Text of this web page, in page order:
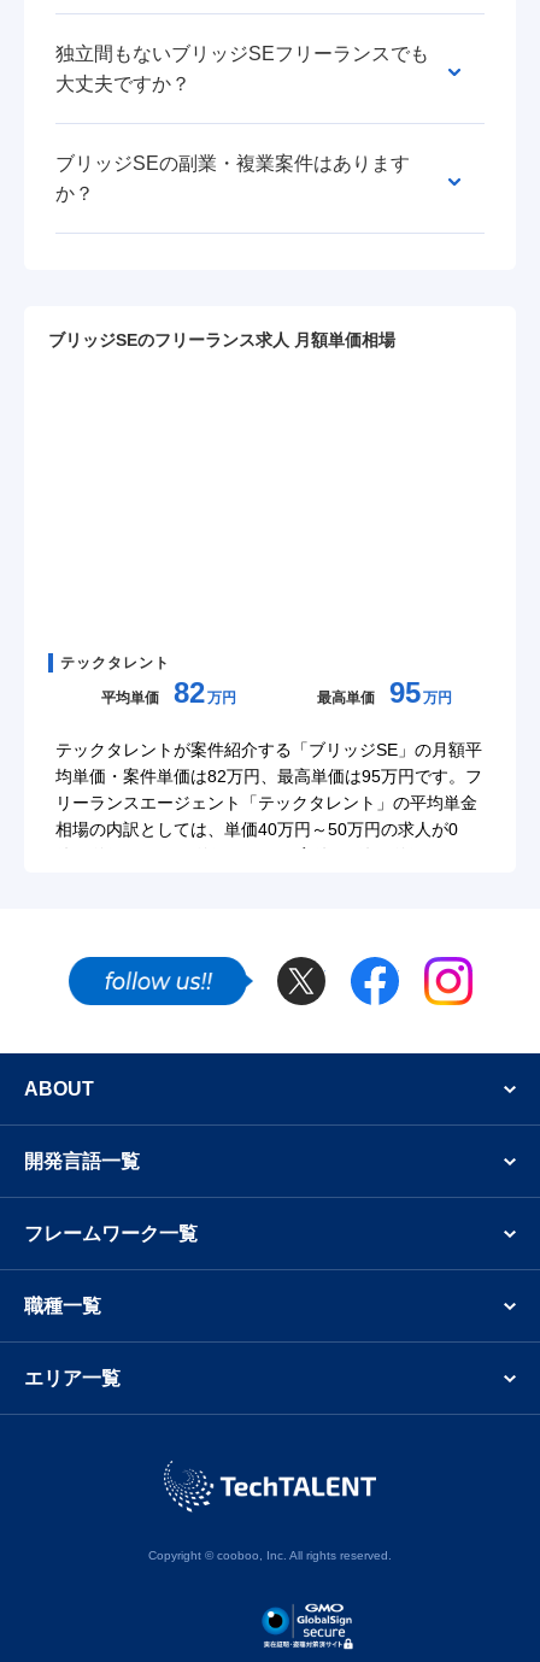
独立間もないブリッジSEフリーランスでも
大丈夫ですか？
ブリッジSEの副業・複業案件はあります
か？
ブリッジSEのフリーランス求人 月額単価相場
テックタレント
平均単価 82万円 最高単価 95万円
テックタレントが案件紹介する「ブリッジSE」の月額平
均単価・案件単価は82万円、最高単価は95万円です。フ
リーランスエージェント「テックタレント」の平均単金
相場の内訳としては、単価40万円～50万円の求人が0
求人が0件です。（※テックタレント調べ/最終更新日：
2026年8月11日時点）2026年8月、ブリッジSEのフリー
ンスエンジニア・業務委託の仕事探しで参考にしてくだ
さい。
フリーランス向けブリッジSE案件の単価相場は、2026年2
平均案件単価は、2026年3月と比較して同水準を記録し直
近の3ヶ月間は同水準です。（※テックタレント調べ/2026
年8月時点）テックタレントフリーランスでは、ブリッジ
SEの案件募集状況や市況感なども随時、情報提供を行って
います。その他の業務委託案件も含めて、まずは
ブリッジSEのフリーランス求人 想定年収の推移
リーランスの想定年収は、2026年3月と比較して同水準を
記録し直近の3ヶ月間は同水準です。（※テックタレント
Twitter Facebook Instagram
ABOUT
開発言語一覧
フレームワーク一覧
職種一覧
エリア一覧
Copyright © cooboo, Inc. All rights reserved.